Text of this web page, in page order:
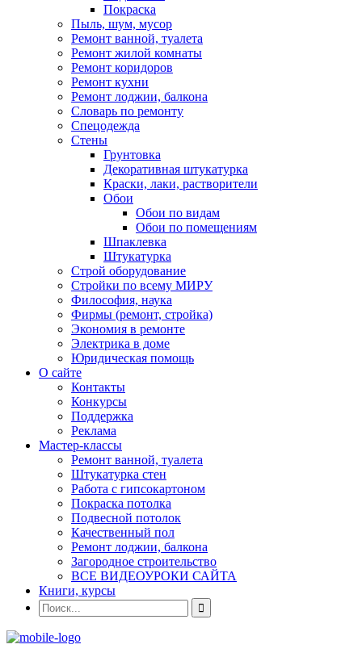
Покраска
Пыль, шум, мусор
Ремонт ванной, туалета
Ремонт жилой комнаты
Ремонт коридоров
Ремонт кухни
Ремонт лоджии, балкона
Словарь по ремонту
Спецодежда
Стены
Грунтовка
Декоративная штукатурка
Краски, лаки, растворители
Обои
Обои по видам
Обои по помещениям
Шпаклевка
Штукатурка
Строй оборудование
Стройки по всему МИРУ
Философия, наука
Фирмы (ремонт, стройка)
Экономия в ремонте
Электрика в доме
Юридическая помощь
О сайте
Контакты
Конкурсы
Поддержка
Реклама
Мастер-классы
Ремонт ванной, туалета
Штукатурка стен
Работа с гипсокартоном
Покраска потолка
Подвесной потолок
Качественный пол
Ремонт лоджии, балкона
Загородное строительство
ВСЕ ВИДЕОУРОКИ САЙТА
Книги, курсы